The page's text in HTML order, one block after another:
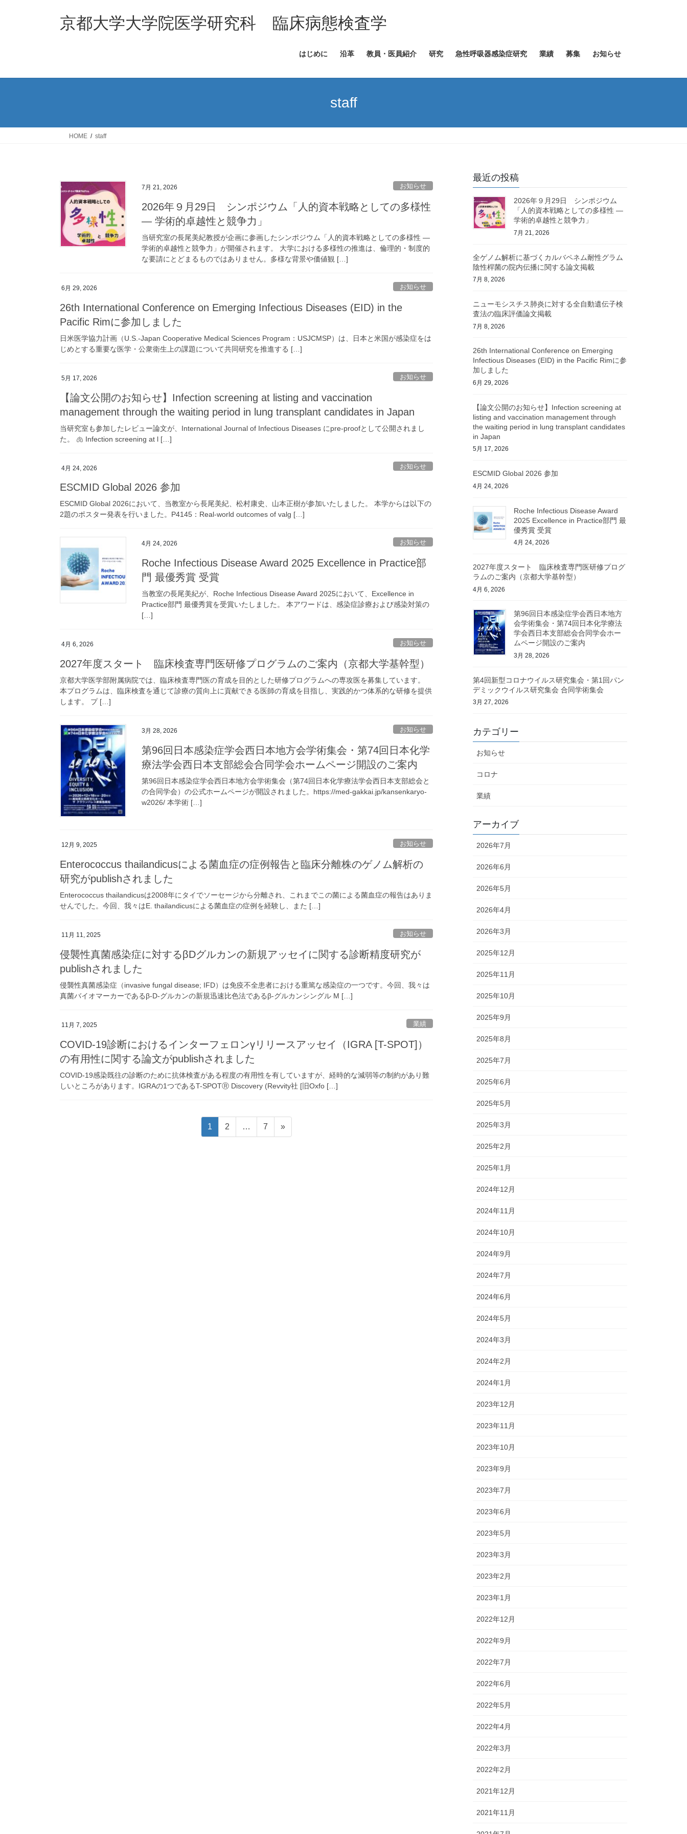
ス
ン
京都大学大学院医学研究科 臨床病態検査学
はじめに 沿革 教員・医員紹介 研究 急性呼吸器感染症研究 業績 募集 お知らせ
staff
HOME staff
7月 21, 2026 お知らせ
2026年９月29日 シンポジウム「人的資本戦略としての多様性
― 学術的卓越性と競争力」
当研究室の長尾美紀教授が企画に参画したシンポジウム「人的資本戦略としての多様性 ―
学術的卓越性と競争力」が開催されます。 大学における多様性の推進は、倫理的・制度的
な要請にとどまるものではありません。多様な背景や価値観 […]
6月 29, 2026 お知らせ
26th International Conference on Emerging Infectious Diseases (EID) in the
Pacific Rimに参加しました
日米医学協力計画（U.S.-Japan Cooperative Medical Sciences Program：USJCMSP）は、日本と米国が感染症をは
じめとする重要な医学・公衆衛生上の課題について共同研究を推進する […]
5月 17, 2026 お知らせ
【論文公開のお知らせ】Infection screening at listing and vaccination
management through the waiting period in lung transplant candidates in Japan
当研究室も参加したレビュー論文が、International Journal of Infectious Diseases にpre-proofとして公開されまし
た。 🫁 Infection screening at l […]
4月 24, 2026 お知らせ
ESCMID Global 2026 参加
ESCMID Global 2026において、当教室から長尾美紀、松村康史、山本正樹が参加いたしました。 本学からは以下の
2題のポスター発表を行いました。P4145：Real-world outcomes of valg […]
4月 24, 2026 お知らせ
Roche Infectious Disease Award 2025 Excellence in Practice部
門 最優秀賞 受賞
当教室の長尾美紀が、Roche Infectious Disease Award 2025において、Excellence in
Practice部門 最優秀賞を受賞いたしました。 本アワードは、感染症診療および感染対策の
[…]
4月 6, 2026 お知らせ
2027年度スタート 臨床検査専門医研修プログラムのご案内（京都大学基幹型）
京都大学医学部附属病院では、臨床検査専門医の育成を目的とした研修プログラムへの専攻医を募集しています。
本プログラムは、臨床検査を通じて診療の質向上に貢献できる医師の育成を目指し、実践的かつ体系的な研修を提供
します。 プ […]
3月 28, 2026 お知らせ
第96回日本感染症学会西日本地方会学術集会・第74回日本化学
療法学会西日本支部総会合同学会ホームページ開設のご案内
第96回日本感染症学会西日本地方会学術集会（第74回日本化学療法学会西日本支部総会と
の合同学会）の公式ホームページが開設されました。https://med-gakkai.jp/kansenkaryo-
w2026/ 本学術 […]
12月 9, 2025 お知らせ
Enterococcus thailandicusによる菌血症の症例報告と臨床分離株のゲノム解析の
研究がpublishされました
Enterococcus thailandicusは2008年にタイでソーセージから分離され、これまでこの菌による菌血症の報告はありま
せんでした。今回、我々はE. thailandicusによる菌血症の症例を経験し、また […]
11月 11, 2025 お知らせ
侵襲性真菌感染症に対するβDグルカンの新規アッセイに関する診断精度研究が
publishされました
侵襲性真菌感染症（invasive fungal disease; IFD）は免疫不全患者における重篤な感染症の一つです。今回、我々は
真菌バイオマーカーであるβ-D-グルカンの新規迅速比色法であるβ-グルカンシングル M […]
11月 7, 2025 業績
COVID-19診断におけるインターフェロンγリリースアッセイ（IGRA [T-SPOT]）
の有用性に関する論文がpublishされました
COVID-19感染既往の診断のために抗体検査がある程度の有用性を有していますが、経時的な減弱等の制約があり難
しいところがあります。IGRAの1つであるT-SPOTⓇ Discovery (Revvity社 [旧Oxfo […]
固
定
1
固
定
2 …
固
定
7 »
最近の投稿
2026年９月29日 シンポジウム
「人的資本戦略としての多様性 ―
学術的卓越性と競争力」
7月 21, 2026
全ゲノム解析に基づくカルバペネム耐性グラム
陰性桿菌の院内伝播に関する論文掲載
7月 8, 2026
ニューモシスチス肺炎に対する全自動遺伝子検
査法の臨床評価論文掲載
7月 8, 2026
26th International Conference on Emerging
Infectious Diseases (EID) in the Pacific Rimに参
加しました
6月 29, 2026
【論文公開のお知らせ】Infection screening at
listing and vaccination management through
the waiting period in lung transplant candidates
in Japan
5月 17, 2026
ESCMID Global 2026 参加
4月 24, 2026
Roche Infectious Disease Award
2025 Excellence in Practice部門 最
優秀賞 受賞
4月 24, 2026
2027年度スタート 臨床検査専門医研修プログ
ラムのご案内（京都大学基幹型）
4月 6, 2026
第96回日本感染症学会西日本地方
会学術集会・第74回日本化学療法
学会西日本支部総会合同学会ホー
ムページ開設のご案内
3月 28, 2026
第4回新型コロナウイルス研究集会・第1回パン
デミックウイルス研究集会 合同学術集会
3月 27, 2026
カテゴリー
お知らせ
コロナ
業績
アーカイブ
2026年7月
2026年6月
2026年5月
2026年4月
2026年3月
2025年12月
2025年11月
2025年10月
2025年9月
2025年8月
2025年7月
2025年6月
2025年5月
2025年3月
2025年2月
2025年1月
2024年12月
2024年11月
2024年10月
2024年9月
2024年7月
2024年6月
2024年5月
2024年3月
2024年2月
2024年1月
2023年12月
2023年11月
2023年10月
2023年9月
2023年7月
2023年6月
2023年5月
2023年3月
2023年2月
2023年1月
2022年12月
2022年9月
2022年7月
2022年6月
2022年5月
2022年4月
2022年3月
2022年2月
2021年12月
2021年11月